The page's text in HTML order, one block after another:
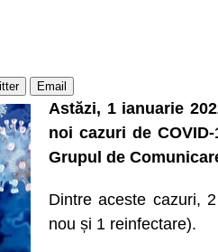
Email
Astăzi, 1 ianuarie
noi cazuri de
Grupul de
Dintre aceste cazuri,
nou și 1 reinfectare).